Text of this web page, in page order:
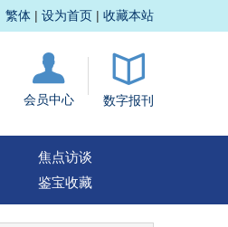
繁体 | 设为首页 | 收藏本站
会员中心 数字报刊
焦点访谈
鉴宝收藏